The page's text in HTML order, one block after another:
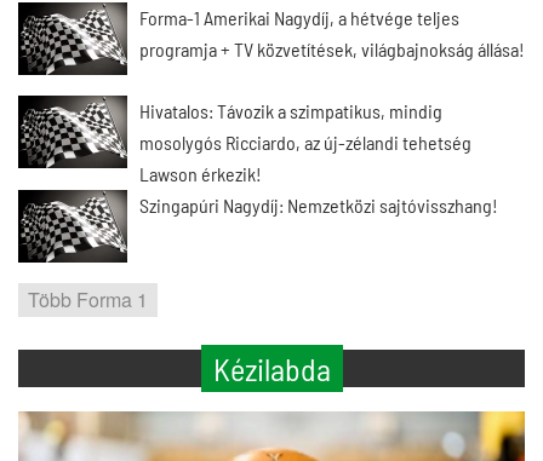
Forma-1 Amerikai Nagydíj, a hétvége teljes
programja + TV közvetítések, világbajnokság állása!
Hivatalos: Távozik a szimpatikus, mindig
mosolygós Ricciardo, az új-zélandi tehetség
Lawson érkezik!
Szingapúri Nagydíj: Nemzetközi sajtóvisszhang!
Több Forma 1
Kézilabda